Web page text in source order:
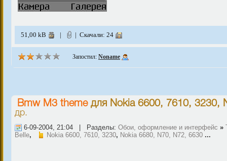
51,00 kB | | Скачали: 24
Запостил: Noname
Bmw M3 themeдля Nokia 6600, 7610, 3230,
др.
6-09-2004, 21:04 | Разделы: Обои, оформление и интерфейс »
Belle, Nokia 6600, 7610, 3230, Nokia 6680, N70, N72, 6630 ...